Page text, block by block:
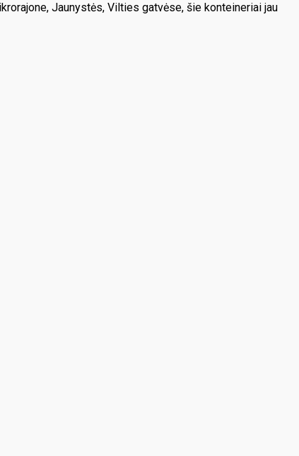
Jaunystės, Vilties gatvėse, šie konteineriai jau